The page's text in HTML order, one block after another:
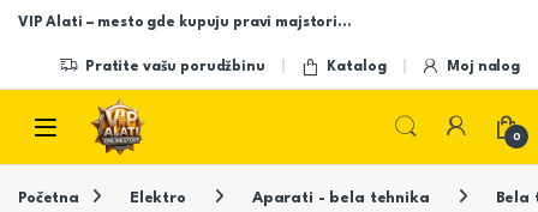
Skip to navigation
Skip to content
VIP Alati – mesto gde kupuju pravi majstori…
Pratite vašu porudžbinu Katalog Moj nalog
Open
0
Početna Elektro Aparati - bela tehnika Bela